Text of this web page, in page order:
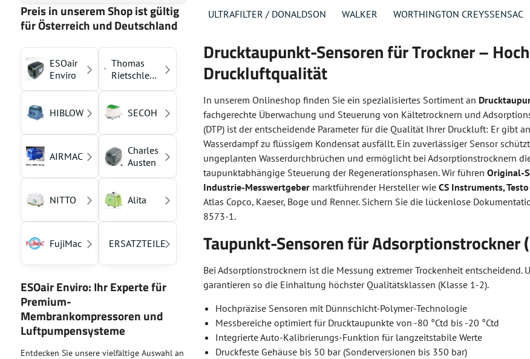
ULTRAFILTER / DONALDSON
WALKER WORTHINGTON CREYSSENSAC
Drucktaupunkt-Sensoren für Trockner –
Druckluftqualität
In unserem Onlineshop finden Sie ein spezialisiertes Sortiment an
fachgerechte Überwachung und Steuerung von Kältetrocknern und
(DTP) ist der entscheidende Parameter für die Qualität Ihrer Druckluft: Er gibt
Wasserdampf zu flüssigem Kondensat ausfällt. Ein zuverlässiger Sensor
ungeplanten Wasserdurchbrüchen und ermöglicht bei Adsorptionstrocknern
taupunktabhängige Steuerung der Regenerationsphasen. Wir führenOriginal-
Industrie-Messwertgeber marktführender Hersteller wieCS Instruments,
Atlas Copco, Kaeser, Boge und Renner. Sichern Sie die lückenlose
8573-1.
Taupunkt-Sensoren für Adsorptionstrockner
Bei Adsorptionstrocknern ist die Messung extremer Trockenheit entscheidend.
garantieren so die Einhaltung höchster Qualitätsklassen (Klasse 1-2).
Hochpräzise Sensoren mit Dünnschicht-Polymer-Technologie
Messbereiche optimiert für Drucktaupunkte von -80 °Ctd bis -20 °Ctd
Integrierte Auto-Kalibrierungs-Funktion für langzeitstabile Werte
Druckfeste Gehäuse bis 50 bar (Sonderversionen bis 350 bar)
Preis in unserem Shop ist gültig
für Österreich und Deutschland
ESOair
Enviro
Thomas
Rietschle
(YASUNAGA)
HIBLOW SECOH
AIRMAC
Charles
Austen
NITTO Alita
FujiMac ERSATZTEILE
ESOair Enviro: Ihr Experte für
Premium-
Membrankompressoren und
Luftpumpensysteme
Entdecken Sie unsere vielfältige Auswahl an